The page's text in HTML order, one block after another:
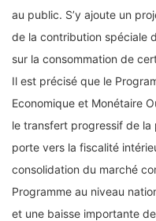
au public. S’y ajoute un
de la contribution spéciale
sur la consommation de
Il est précisé que le
Economique et Monétaire
le transfert progressif de
porte vers la fiscalité
consolidation du marché
Programme au niveau
et une baisse importante